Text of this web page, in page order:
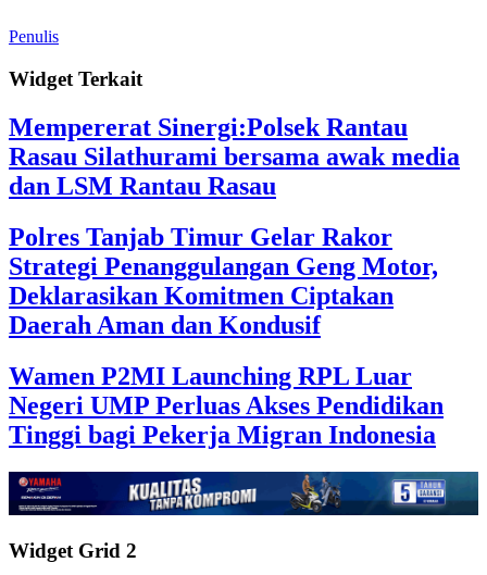
Penulis
Widget Terkait
Mempererat Sinergi:Polsek Rantau
Rasau Silathurami bersama awak media
dan LSM Rantau Rasau
Polres Tanjab Timur Gelar Rakor
Strategi Penanggulangan Geng Motor,
Deklarasikan Komitmen Ciptakan
Daerah Aman dan Kondusif
Wamen P2MI Launching RPL Luar
Negeri UMP Perluas Akses Pendidikan
Tinggi bagi Pekerja Migran Indonesia
Widget Grid 2